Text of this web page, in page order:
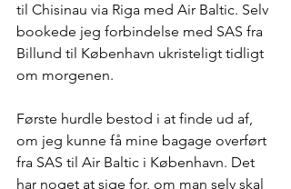
til Chisinau via Riga med Air Baltic. Selv
bookede jeg forbindelse med SAS fra
Billund til København ukristeligt tidligt
om morgenen.
Første hurdle bestod i at finde ud af,
om jeg kunne få mine bagage overført
fra SAS til Air Baltic i København. Det
har noget at sige for, om man selv skal